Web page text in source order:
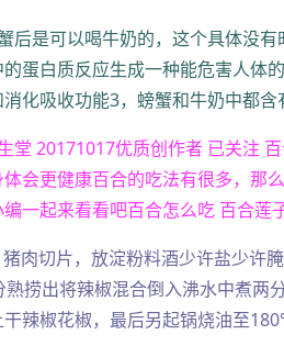
后是可以喝牛奶的，这个具体没
蛋白质反应生成一种能危害人体
化吸收功能3，螃蟹和牛奶中都
堂 20171017优质创作者 已关注
会更健康百合的吃法有很多，那
一起来看看吧百合怎么吃 百合莲
肉切片，放淀粉料酒少许盐少许
熟捞出将辣椒混合倒入沸水中煮两
辣椒花椒，最后另起锅烧油至